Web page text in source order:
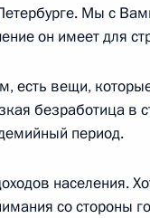
Огарёво
Мы с
он имеет для
есть вещи,
безработица в
период.
населения.
со стороны